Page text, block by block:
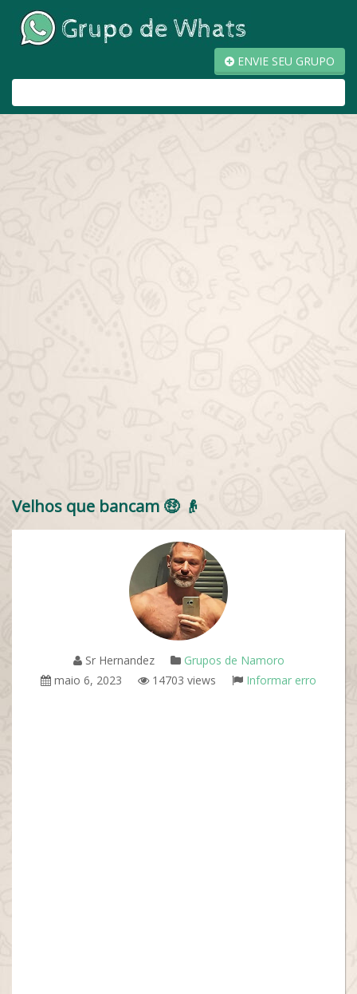
ENVIE SEU GRUPO
Velhos que bancam 🤑 👴
Sr Hernandez
Grupos de Namoro
maio 6, 2023
14703 views Informar erro